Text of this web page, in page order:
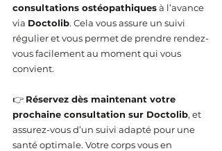
consultations ostéopathiques à l’avance
via Doctolib. Cela vous assure un suivi
régulier et vous permet de prendre rendez-
vous facilement au moment qui vous
convient.
👉 Réservez dès maintenant votre
prochaine consultation sur Doctolib, et
assurez-vous d’un suivi adapté pour une
santé optimale. Votre corps vous en